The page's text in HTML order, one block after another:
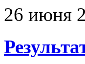
26 июня